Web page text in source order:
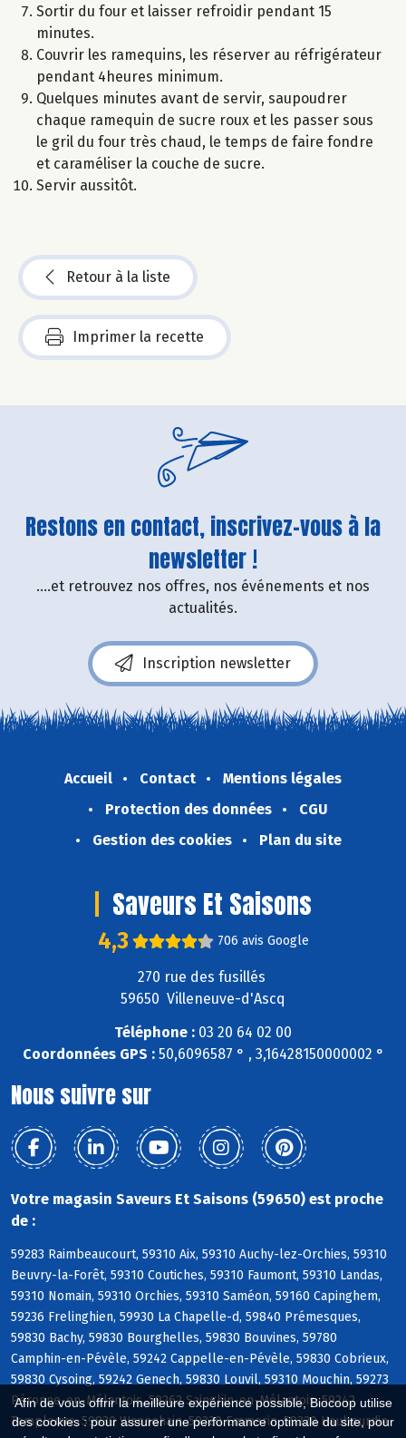
Afin de vous offrir la meilleure expérience possible, Biocoop utilise
des cookies : pour assurer une performance optimale du site, pour
Sortir du four et laisser refroidir pendant 15
minutes.
Couvrir les ramequins, les réserver au réfrigérateur
pendant 4heures minimum.
Quelques minutes avant de servir, saupoudrer
chaque ramequin de sucre roux et les passer sous
le gril du four très chaud, le temps de faire fondre
et caraméliser la couche de sucre.
Servir aussitôt.
Retour à la liste
Imprimer la recette
Restons en contact, inscrivez-vous à la
newsletter !
....et retrouvez nos offres, nos événements et nos
actualités.
Inscription newsletter
Accueil Contact
Mentions légales
Protection des données
CGU
Gestion des cookies
Plan du site
Saveurs Et Saisons
4,3 706 avis Google
270 rue des fusillés
59650 Villeneuve-d'Ascq
Téléphone : 03 20 64 02 00
Coordonnées GPS :50,6096587 ° , 3,16428150000002 °
Nous suivre sur
Votre magasin Saveurs Et Saisons (59650) est proche
de :
59283 Raimbeaucourt, 59310 Aix, 59310 Auchy-lez-Orchies, 59310
Beuvry-la-Forêt, 59310 Coutiches, 59310 Faumont, 59310 Landas,
59310 Nomain, 59310 Orchies, 59310 Saméon, 59160 Capinghem,
59236 Frelinghien, 59930 La Chapelle-d, 59840 Prémesques,
59830 Bachy, 59830 Bourghelles, 59830 Bouvines, 59780
Camphin-en-Pévèle, 59242 Cappelle-en-Pévèle, 59830 Cobrieux,
59830 Cysoing, 59242 Genech, 59830 Louvil, 59310 Mouchin, 59273
Péronne-en-Mélantois, 59262 Sainghin-en-Mélantois, 59242
Templeuve, 59830 Wannehain, 59320 Emmerin, 59320 Haubourdin